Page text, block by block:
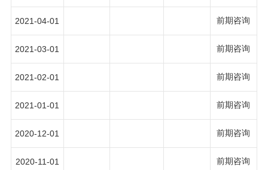
2021-04-01 前期咨询
2021-03-01 前期咨询
2021-02-01 前期咨询
2021-01-01 前期咨询
2020-12-01 前期咨询
2020-11-01 前期咨询